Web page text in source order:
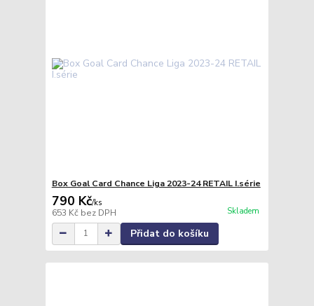
Box Goal Card Chance Liga 2023-24 RETAIL I.série
790 Kč/ks
653 Kč bez DPH Skladem
Přidat do košíku